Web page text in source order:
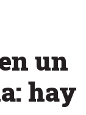
un
hay